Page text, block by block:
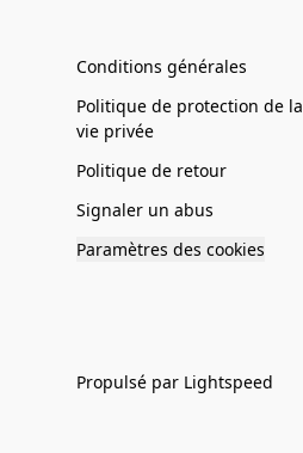
Conditions générales
Politique de protection de la
vie privée
Politique de retour
Signaler un abus
Paramètres des cookies
Propulsé par Lightspeed